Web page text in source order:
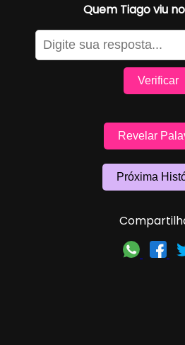
Quem Tiago viu
Verificar
Revelar
Próxima